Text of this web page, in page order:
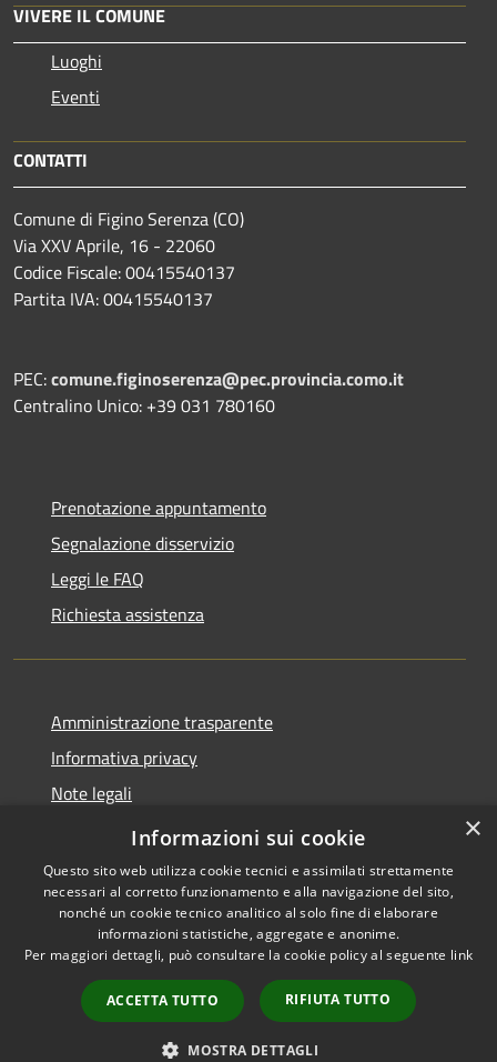
VIVERE IL COMUNE
Luoghi
Eventi
CONTATTI
Comune di Figino Serenza (CO)
Via XXV Aprile, 16 - 22060
Codice Fiscale: 00415540137
Partita IVA: 00415540137
PEC:comune.figinoserenza@pec.provincia.como.it
Centralino Unico: +39 031 780160
Prenotazione appuntamento
Segnalazione disservizio
Leggi le FAQ
Richiesta assistenza
Amministrazione trasparente
Informativa privacy
Note legali
Dichiarazione di accessibilità
Accessibilità
Copyright © 2026 • Comune di
Figino Serenza • Powered by
Municipium•
Accesso
redazione
×
Informazioni sui cookie
Questo sito web utilizza cookie tecnici e assimilati strettamente
necessari al corretto funzionamento e alla navigazione del sito,
nonché un cookie tecnico analitico al solo fine di elaborare
informazioni statistiche, aggregate e anonime.
Per maggiori dettagli, può consultare la cookie policy al seguente link
ACCETTA TUTTO RIFIUTA TUTTO
MOSTRA DETTAGLI